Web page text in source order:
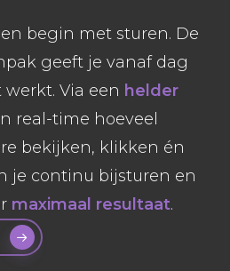
begin met sturen. De
geeft je vanaf dag
Via een helder
real-time hoeveel
bekijken, klikken én
je continu bijsturen en
maximaal resultaat.